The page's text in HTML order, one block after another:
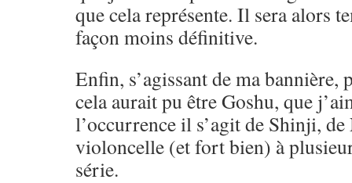
que cela représente. Il sera alors
façon moins définitive.
Enfin, s’agissant de ma
cela aurait pu être Goshu, que
l’occurrence il s’agit de Shinji,
violoncelle (et fort bien) à
série.